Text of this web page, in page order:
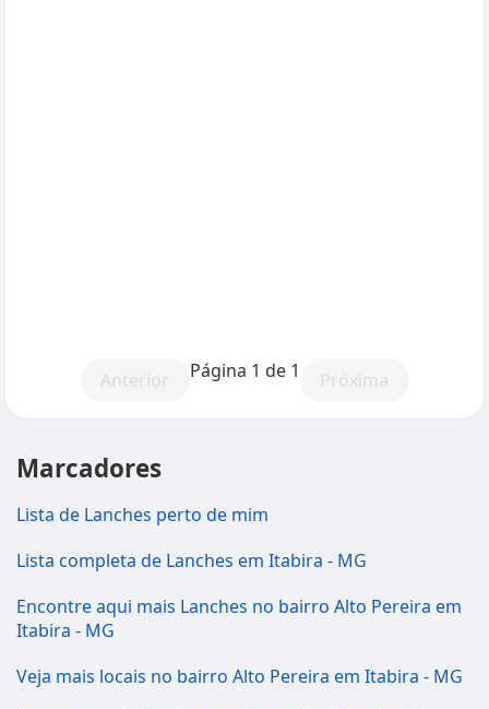
Anterior Página 1 de 1 Próxima
Marcadores
Lista de Lanches perto de mim
Lista completa de Lanches em Itabira - MG
Encontre aqui mais Lanches no bairro Alto Pereira em
Itabira - MG
Veja mais locais no bairro Alto Pereira em Itabira - MG